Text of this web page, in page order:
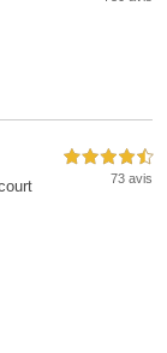
4,5 étoiles sur 5
73 avis